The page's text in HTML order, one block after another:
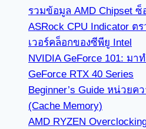
รวมข้อมูล AMD Chipset ซ็
ASRock CPU Indicator
เวอร์คล็อกของซีพียู Intel
NVIDIA GeForce 101: ม
GeForce RTX 40 Series
Beginner’s Guide หน่วย
(Cache Memory)
AMD RYZEN